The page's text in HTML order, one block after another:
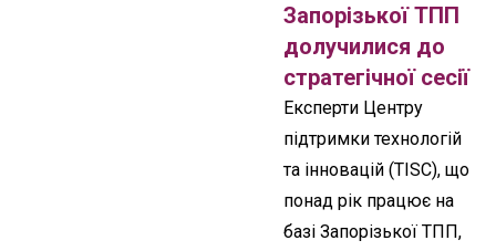
Запорізької ТПП
долучилися до
стратегічної сесії
Експерти Центру
підтримки технологій
та інновацій (TISC), що
понад рік працює на
базі Запорізької ТПП,